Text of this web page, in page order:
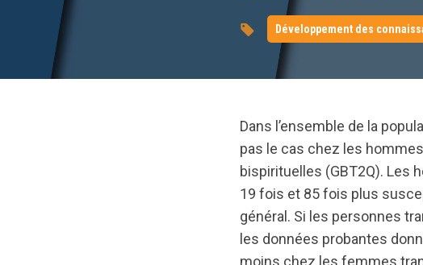
Développement des
Dans l’ensemble de la
pas le cas chez les
bispirituelles (GBT2Q).
19 fois et 85 fois plus
général. Si les personnes
les données probantes
moins chez les femmes